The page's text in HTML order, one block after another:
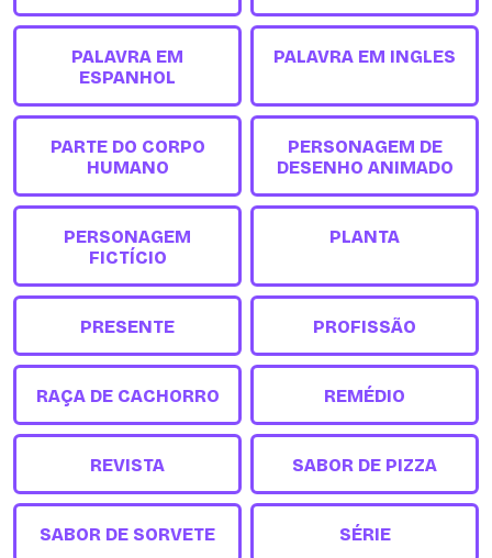
PALAVRA EM
ESPANHOL
PALAVRA EM INGLES
PARTE DO CORPO
HUMANO
PERSONAGEM DE
DESENHO ANIMADO
PERSONAGEM
FICTÍCIO
PLANTA
PRESENTE PROFISSÃO
RAÇA DE CACHORRO REMÉDIO
REVISTA SABOR DE PIZZA
SABOR DE SORVETE SÉRIE